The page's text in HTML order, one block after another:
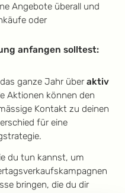
Angebote überall und
oder
anfangen solltest:
ganze Jahr überaktiv
Aktionen können den
Kontakt zu deinen
für eine
du tun kannst, um
bringen, die du dir